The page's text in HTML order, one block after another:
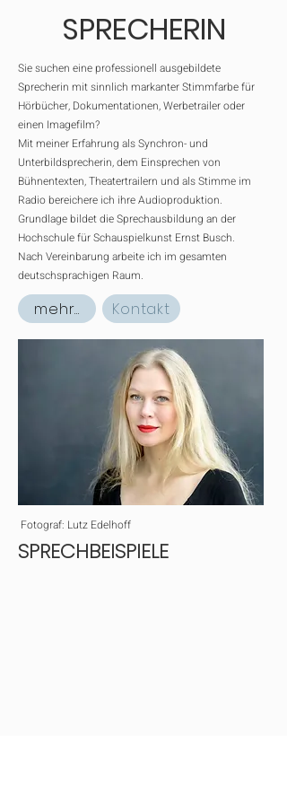
SPRECHERIN
Sie suchen eine professionell ausgebildete
Sprecherin mit sinnlich markanter Stimmfarbe für
Hörbücher, Dokumentationen, Werbetrailer oder
einen Imagefilm?
Mit meiner Erfahrung als Synchron- und
Unterbildsprecherin, dem Einsprechen von
Bühnentexten, Theatertrailern und als Stimme im
Radio bereichere ich ihre Audioproduktion.
Grundlage bildet die Sprechausbildung an der
Hochschule für Schauspielkunst Ernst Busch.
Nach Vereinbarung arbeite ich im gesamten
deutschsprachigen Raum.
mehr... Kontakt
Fotograf: Lutz Edelhoff
SPRECHBEISPIELE